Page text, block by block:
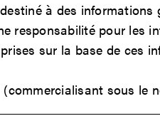
à des
responsabilité pour les
sur la base de ces
sous le